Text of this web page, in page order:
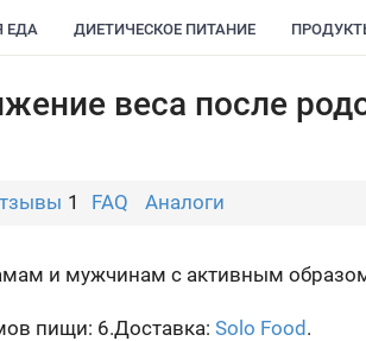
ЕДА ДИЕТИЧЕСКОЕ ПИТАНИЕ
веса после
1 FAQ Аналоги
и мужчинам с активным образом
пищи: 6.Доставка: Solo Food .